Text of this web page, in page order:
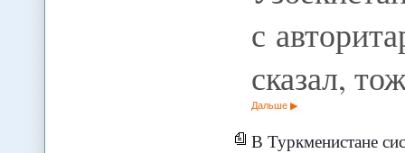
с
сказал,
Дальше
В Туркменистане система устроена